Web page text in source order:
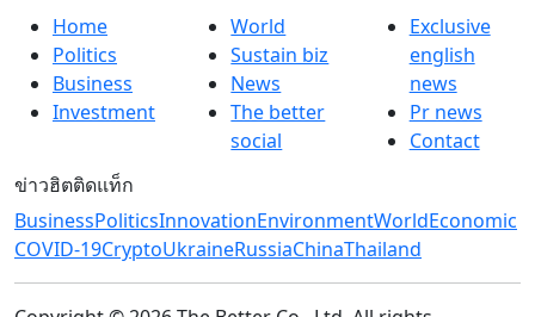
Home
Politics
Business
Investment
World
Sustain biz
News
The better
social
Exclusive
english
news
Pr news
Contact
ข่าวฮิตติดแท็ก
BusinessPoliticsInnovationEnvironmentWorldEconomic
COVID-19CryptoUkraineRussiaChinaThailand